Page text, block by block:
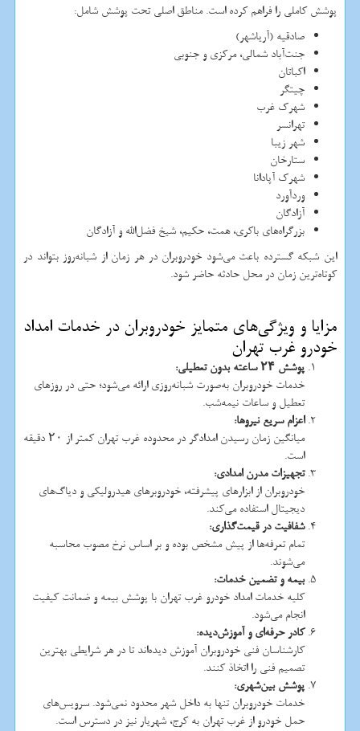
پوشش کاملی را فراهم کرده است. مناطق اصلی تحت پوشش شامل:
صادقیه (آریاشهر)
جنت‌آباد شمالی، مرکزی و جنوبی
اکباتان
چیتگر
شهرک غرب
تهرانسر
شهر زیبا
ستارخان
شهرک آپادانا
وردآورد
آزادگان
بزرگراه‌های باکری، همت، حکیم، شیخ فضل‌الله و آزادگان
این شبکه گسترده باعث می‌شود خودروبران در هر زمان از شبانه‌روز بتواند در
کوتاه‌ترین زمان در محل حادثه حاضر شود.
مزایا و ویژگی‌های متمایز خودروبران در خدمات امداد
خودرو غرب تهران
پوشش ۲۴ساعته بدون تعطیلی:
خدمات خودروبران به‌صورت شبانه‌روزی ارائه می‌شود؛ حتی در روزهای
تعطیل و ساعات نیمه‌شب.
اعزام سریع نیروها:
میانگین زمان رسیدن امدادگر در محدوده غرب تهران کمتر از ۲۰ دقیقه
است.
تجهیزات مدرن امدادی:
خودروبران از ابزارهای پیشرفته، خودروبرهای هیدرولیکی و دیاگ‌های
دیجیتال استفاده می‌کند.
شفافیت در قیمت‌گذاری:
تمام تعرفه‌ها از پیش مشخص بوده و بر اساس نرخ مصوب محاسبه
می‌شوند.
بیمه و تضمین خدمات:
کلیه خدمات امداد خودرو غرب تهران با پوشش بیمه و ضمانت کیفیت
انجام می‌شود.
کادر حرفه‌ای و آموزش‌دیده:
کارشناسان فنی خودروبران آموزش دیده‌اند تا در هر شرایطی بهترین
تصمیم فنی را اتخاذ کنند.
پوشش بین‌شهری:
خدمات خودروبران تنها به داخل شهر محدود نمی‌شود. سرویس‌های
حمل خودرو از غرب تهران به کرج، شهریار نیز در دسترس است.